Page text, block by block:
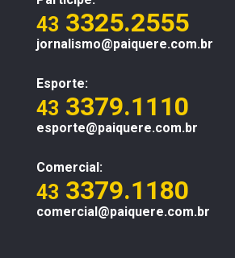
43 3325.2555
jornalismo@paiquere.com.br
Esporte:
43 3379.1110
esporte@paiquere.com.br
Comercial:
43 3379.1180
comercial@paiquere.com.br